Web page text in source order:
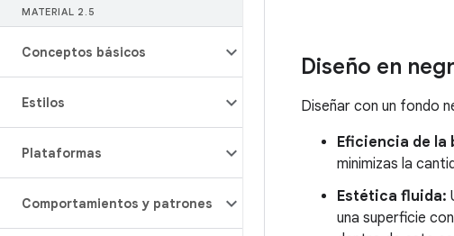
MATERIAL 2 . 5
Conceptos básicos
Estilos
Plataformas
Comportamientos y patrones
Diseño en
Diseñar con un fondo
Eficiencia de la
minimizas la
Estética fluida:
una superficie